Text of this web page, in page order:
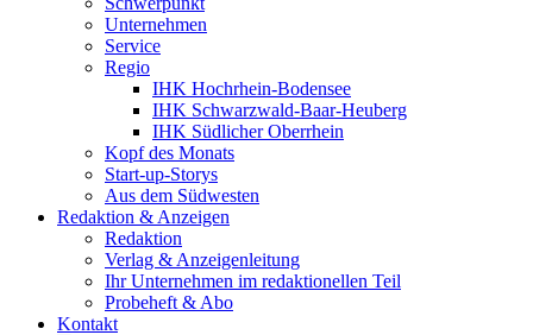
Unternehmen
Service
Regio
IHK Hochrhein-Bodensee
IHK Schwarzwald-Baar-Heuberg
IHK Südlicher Oberrhein
Kopf des Monats
Start-up-Storys
Aus dem Südwesten
Redaktion & Anzeigen
Redaktion
Verlag & Anzeigenleitung
Ihr Unternehmen im redaktionellen Teil
Probeheft & Abo
Kontakt